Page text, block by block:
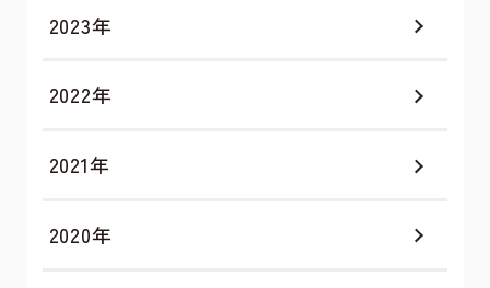
2023年
2022年
2021年
2020年